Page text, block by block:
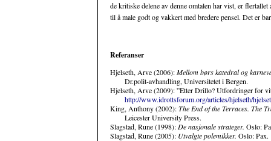
de kritiske delene av denne omtalen har vist, er
til å male godt og vakkert med bredere pensel. Det er
Referanser
Hjelseth, Arve (2006):Mellom børs katedral og
Dr.polit-avhandling, Universitetet i Bergen.
Hjelseth, Arve (2009): ”Etter Drillo? Utfordringer for
http://www.idrottsforum.org/articles/hjelseth/
King, Anthony (2002):The End of the Terraces. The
Leicester University Press.
Slagstad, Rune (1998): De nasjonale strateger. Oslo:
Slagstad, Rune (2005): Utvalgte polemikker. Oslo: Pax.